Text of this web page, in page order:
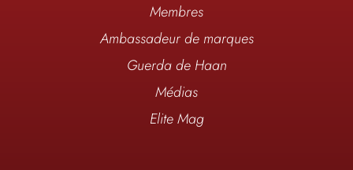
Membres
Ambassadeur de marques
Guerda de Haan
Médias
Elite Mag